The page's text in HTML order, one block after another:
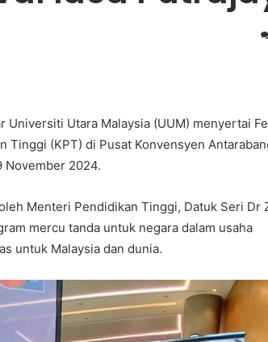
Universiti Utara Malaysia (UUM) menyertai
Tinggi (KPT) di Pusat Konvensyen
November 2024.
Menteri Pendidikan Tinggi, Datuk Seri Dr
mercu tanda untuk negara dalam usaha
untuk Malaysia dan dunia.